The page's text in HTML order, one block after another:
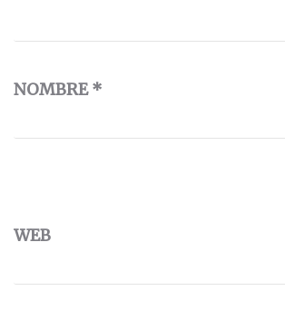
NOMBRE*
WEB